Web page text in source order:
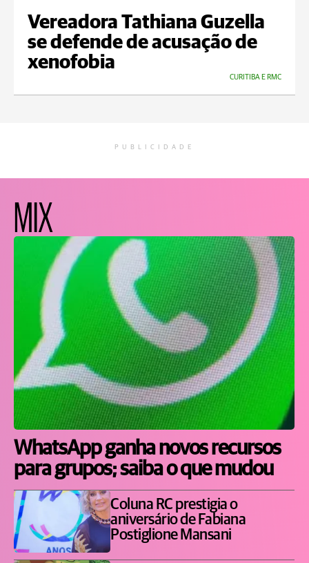
Vereadora Tathiana Guzella
se defende de acusação de
xenofobia
CURITIBA E RMC
PUBLICIDADE
MIX
WhatsApp ganha novos recursos
para grupos; saiba o que mudou
Coluna RC prestigia o
aniversário de Fabiana
Postiglione Mansani